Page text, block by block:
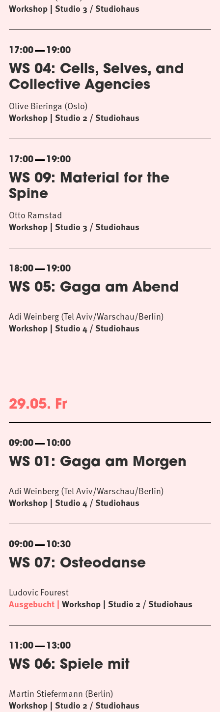
Workshop Studio 3 / Studiohaus
17:00 19:00
WS 04: Cells, Selves, and
Collective Agencies
Workshop Studio 2 / Studiohaus
Olive Bieringa (Oslo)
17:00 19:00
WS 09: Material for the
Spine
Workshop Studio 3 / Studiohaus
Otto Ramstad
18:00 19:00
WS 05: Gaga am Abend
Workshop Studio 4 / Studiohaus
Adi Weinberg (Tel Aviv/Warschau/Berlin)
29.05. Fr
09:00 10:00
WS 01: Gaga am Morgen
Workshop Studio 4 / Studiohaus
Adi Weinberg (Tel Aviv/Warschau/Berlin)
09:00 10:30
WS 07: Osteodanse
Ausgebucht Workshop Studio 2 / Studiohaus
Ludovic Fourest
11:00 13:00
WS 06: Spiele mit
Workshop Studio 2 / Studiohaus
Martin Stiefermann (Berlin)